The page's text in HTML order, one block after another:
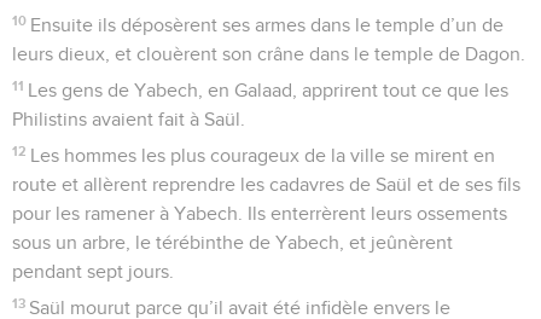
10 Ensuite ils déposèrent ses armes dans le temple d’un de
leurs dieux, et clouèrent son crâne dans le temple de Dagon.
11 Les gens de Yabech, en Galaad, apprirent tout ce que les
Philistins avaient fait à Saül.
12 Les hommes les plus courageux de la ville se mirent en
route et allèrent reprendre les cadavres de Saül et de ses fils
pour les ramener à Yabech. Ils enterrèrent leurs ossements
sous un arbre, le térébinthe de Yabech, et jeûnèrent
pendant sept jours.
13 Saül mourut parce qu’il avait été infidèle envers le